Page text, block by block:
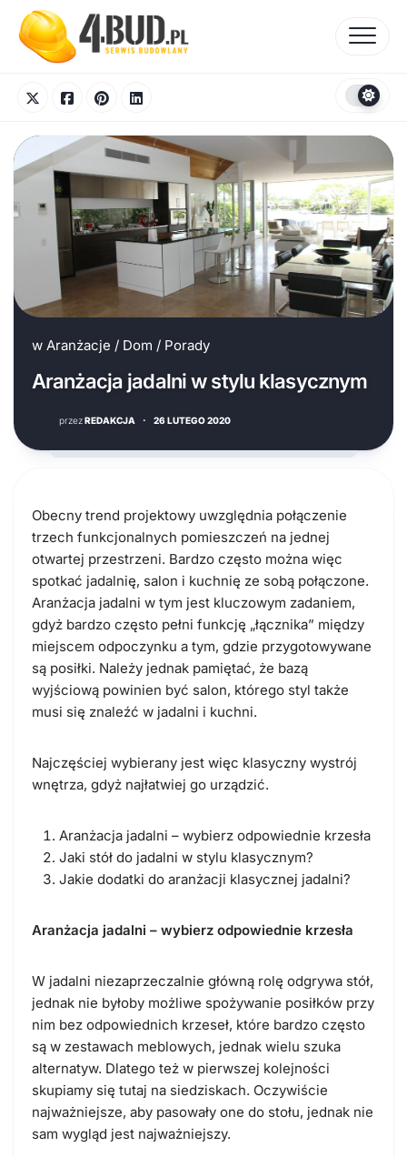
content
w Aranżacje / Dom / Porady
Aranżacja jadalni w stylu klasycznym
przezREDAKCJA · 26 LUTEGO 2020
Obecny trend projektowy uwzględnia połączenie
trzech funkcjonalnych pomieszczeń na jednej
otwartej przestrzeni. Bardzo często można więc
spotkać jadalnię, salon i kuchnię ze sobą połączone.
Aranżacja jadalni w tym jest kluczowym zadaniem,
gdyż bardzo często pełni funkcję „łącznika” między
miejscem odpoczynku a tym, gdzie przygotowywane
są posiłki. Należy jednak pamiętać, że bazą
wyjściową powinien być salon, którego styl także
musi się znaleźć w jadalni i kuchni.
Najczęściej wybierany jest więc klasyczny wystrój
wnętrza, gdyż najłatwiej go urządzić.
Aranżacja jadalni – wybierz odpowiednie krzesła
Jaki stół do jadalni w stylu klasycznym?
Jakie dodatki do aranżacji klasycznej jadalni?
Aranżacja jadalni – wybierz odpowiednie krzesła
W jadalni niezaprzeczalnie główną rolę odgrywa stół,
jednak nie byłoby możliwe spożywanie posiłków przy
nim bez odpowiednich krzeseł, które bardzo często
są w zestawach meblowych, jednak wielu szuka
alternatyw. Dlatego też w pierwszej kolejności
skupiamy się tutaj na siedziskach. Oczywiście
najważniejsze, aby pasowały one do stołu, jednak nie
sam wygląd jest najważniejszy.